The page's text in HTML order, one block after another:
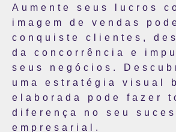
Aumente seus lucros
imagem de vendas
conquiste clientes,
da concorrência e
seus negócios.
uma estratégia visual
elaborada pode fazer
diferença no seu
empresarial.